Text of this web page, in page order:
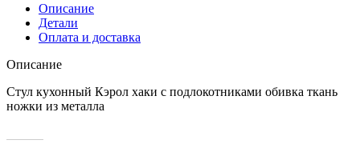
Описание
Детали
Оплата и доставка
Описание
Стул кухонный Кэрол хаки с подлокотниками обивка ткань
ножки из металла